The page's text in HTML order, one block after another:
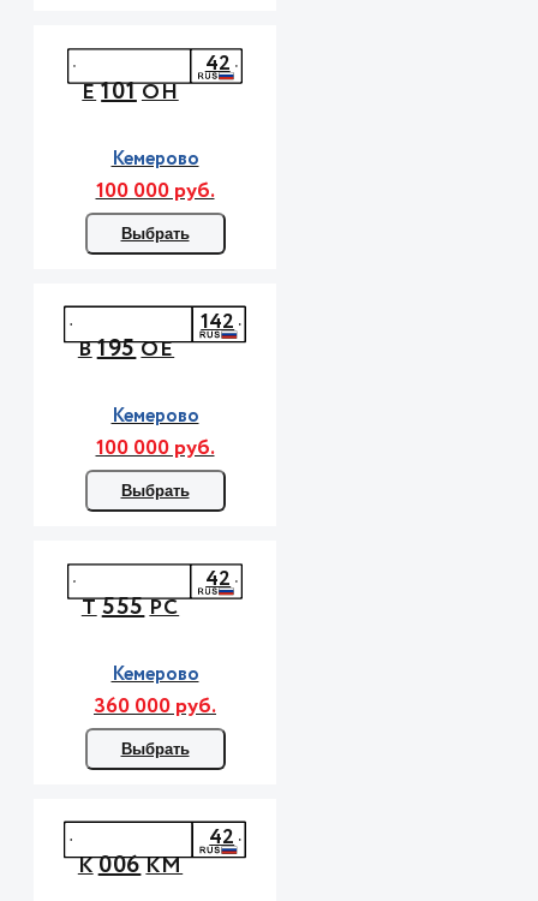
Е101ОН
42
Кемерово
100 000 руб.
Выбрать
В195ОЕ
142
Кемерово
100 000 руб.
Выбрать
Т555РС
42
Кемерово
360 000 руб.
Выбрать
К006КМ
42